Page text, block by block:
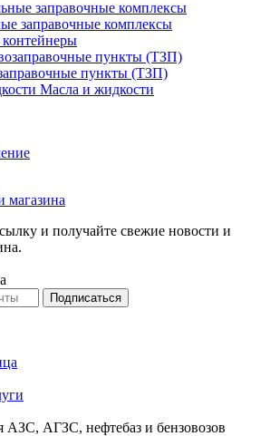
заправочные комплексы
пункты (ТЗП)
Масла и жидкости
магазина
и получайте свежие новости и
АЗС, АГЗС, нефтебаз и бензовозов